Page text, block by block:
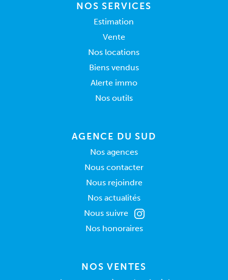
NOS SERVICES
Estimation
Vente
Nos locations
Biens vendus
Alerte immo
Nos outils
AGENCE DU SUD
Nos agences
Nous contacter
Nous rejoindre
Nos actualités
Nous suivre
Nos honoraires
NOS VENTES